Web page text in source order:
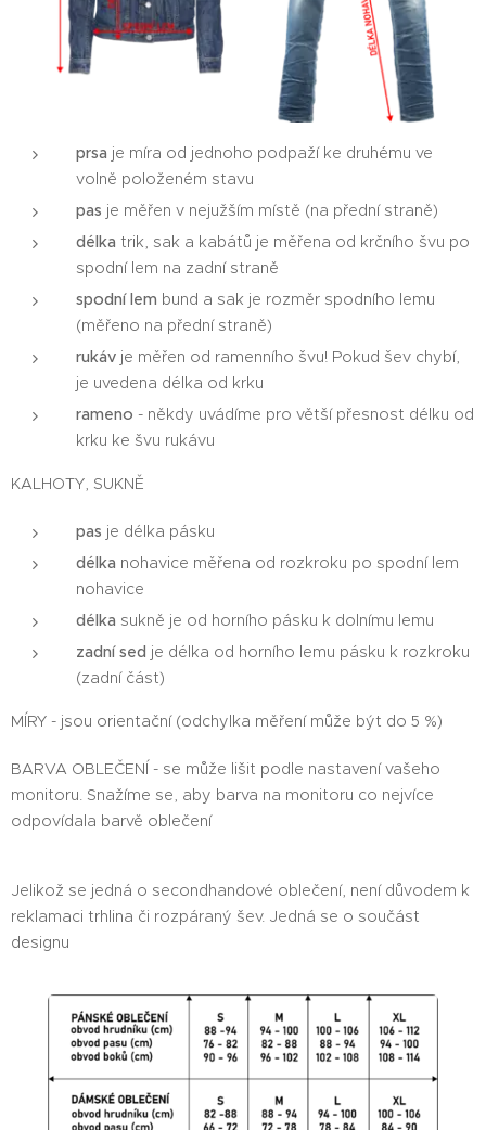
prsa je míra od jednoho podpaží ke druhému ve
volně položeném stavu
pas je měřen v nejužším místě (na přední straně)
délka trik, sak a kabátů je měřena od krčního švu po
spodní lem na zadní straně
spodní lem bund a sak je rozměr spodního lemu
(měřeno na přední straně)
rukáv je měřen od ramenního švu! Pokud šev chybí,
je uvedena délka od krku
rameno - někdy uvádíme pro větší přesnost délku od
krku ke švu rukávu
KALHOTY, SUKNĚ
pas je délka pásku
délka nohavice měřena od rozkroku po spodní lem
nohavice
délka sukně je od horního pásku k dolnímu lemu
zadní sed je délka od horního lemu pásku k rozkroku
(zadní část)
MÍRY - jsou orientační (odchylka měření může být do 5 %)
BARVA OBLEČENÍ - se může lišit podle nastavení vašeho
monitoru. Snažíme se, aby barva na monitoru co nejvíce
odpovídala barvě oblečení
Jelikož se jedná o secondhandové oblečení, není důvodem k
reklamaci trhlina či rozpáraný šev. Jedná se o součást
designu 😊